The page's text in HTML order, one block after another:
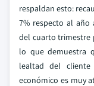
respaldan esto:
7% respecto al año
del cuarto trimestre
lo que demuestra
lealtad del
económico es muy